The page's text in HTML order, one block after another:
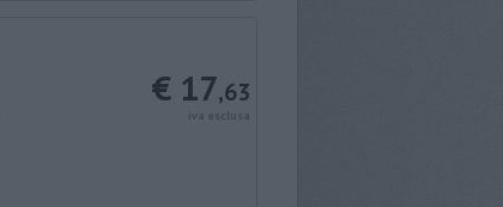
€ 17,63
iva esclusa